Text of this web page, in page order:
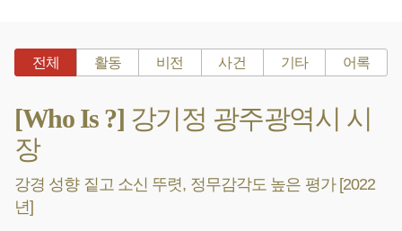
전체 활동 비전 사건 기타 어록
[Who Is ?] 강기정 광주광역시 시
장
강경 성향 짙고 소신 뚜렷, 정무감각도 높은 평가 [2022
년]